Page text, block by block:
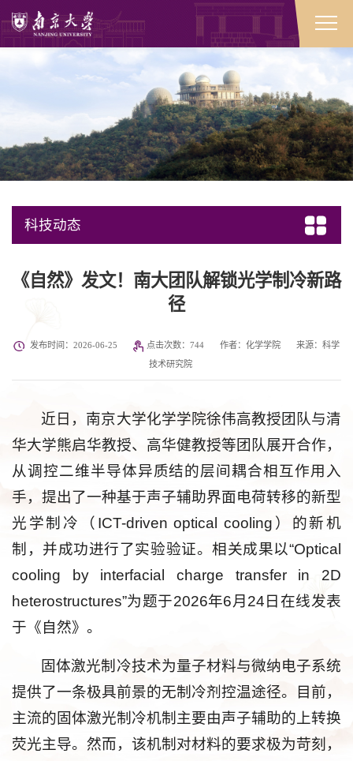
科技动态
《自然》发文！南大团队解锁光学制冷新路
径
发布时间：2026-06-25 点击次数：744 作者：化学学院
来源：科学
技术研究院
近日，南京大学化学学院徐伟高教授团队与清
华大学熊启华教授、高华健教授等团队展开合作，
从调控二维半导体异质结的层间耦合相互作用入
手，提出了一种基于声子辅助界面电荷转移的新型
光学制冷（ICT-driven optical cooling）的新机
制，并成功进行了实验验证。相关成果以“Optical
cooling by interfacial charge transfer in 2D
heterostructures”为题于2026年6月24日在线发表
于《自然》。
固体激光制冷技术为量子材料与微纳电子系统
提供了一条极具前景的无制冷剂控温途径。目前，
主流的固体激光制冷机制主要由声子辅助的上转换
荧光主导。然而，该机制对材料的要求极为苛刻，